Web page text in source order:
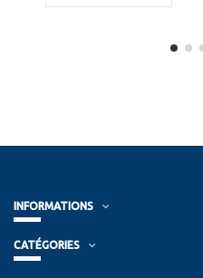
INFORMATIONS
CATÉGORIES